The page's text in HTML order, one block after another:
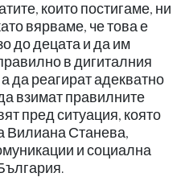
които постигаме, ни
вярваме, че това е
до децата и да им
в дигиталния
да реагират адекватно
взимат правилните
пред ситуация, която
Вилиана Станева,
и социална